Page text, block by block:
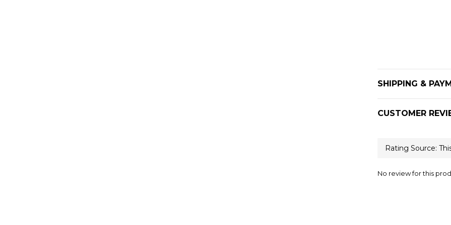
SHIPPING &
CUSTOMER
No review for this